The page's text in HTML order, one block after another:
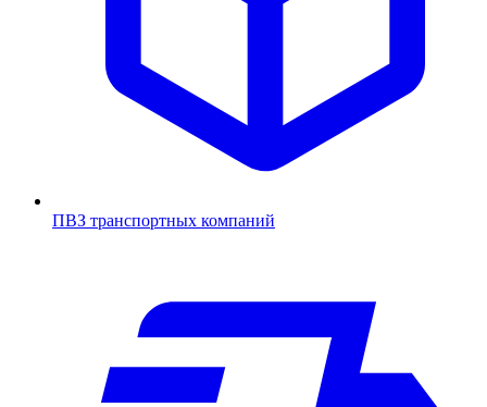
ПВЗ транспортных компаний